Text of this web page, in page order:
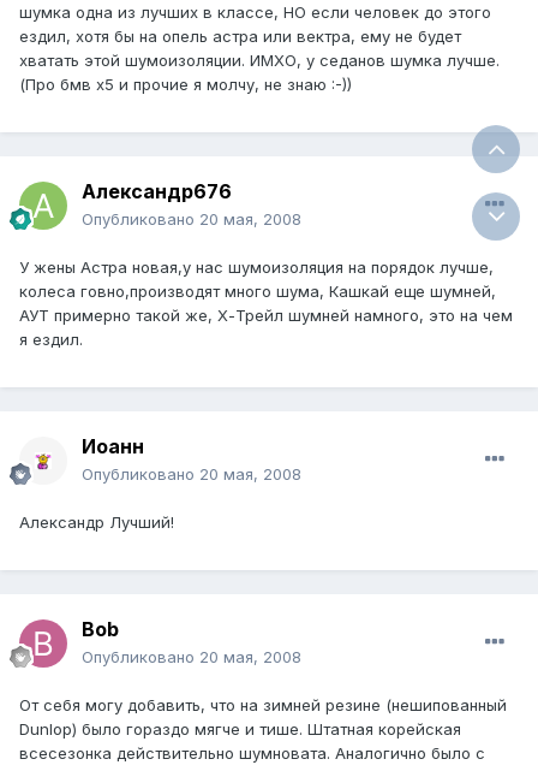
шумка одна из лучших в классе, НО если человек до этого
ездил, хотя бы на опель астра или вектра, ему не будет
хватать этой шумоизоляции. ИМХО, у седанов шумка лучше.
(Про бмв х5 и прочие я молчу, не знаю :-))
Александр676
Опубликовано 20 мая, 2008
У жены Астра новая,у нас шумоизоляция на порядок лучше,
колеса говно,производят много шума, Кашкай еще шумней,
АУТ примерно такой же, Х-Трейл шумней намного, это на чем
я ездил.
Иоанн
Опубликовано 20 мая, 2008
Александр Лучший!
Bob
Опубликовано 20 мая, 2008
От себя могу добавить, что на зимней резине (нешипованный
Dunlop) было гораздо мягче и тише. Штатная корейская
всесезонка действительно шумновата. Аналогично было с